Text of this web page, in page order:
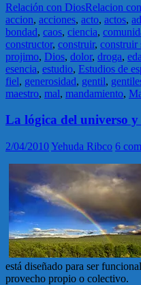
Relación con DiosRelacion
accion, acciones, acto, actos,
bondad, caos, ciencia,
constructor, construir, construir
projimo, Dios, dolor, droga,
esencia, estudio, Estudios de
fiel, generosidad, gentil,
maestro, mal, mandamiento,
La lógica del universo
2/04/2010Yehuda Ribco 6
está diseñado para ser
provecho propio o colectivo.